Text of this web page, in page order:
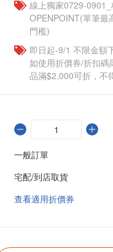
線上獨家0729-
OPENPOINT(單筆最
門檻)
即日起-9/1 不限金額
如使用折價券/折扣碼
品滿$2,000可折，不
一般訂單
宅配/到店取貨
查看適用折價券